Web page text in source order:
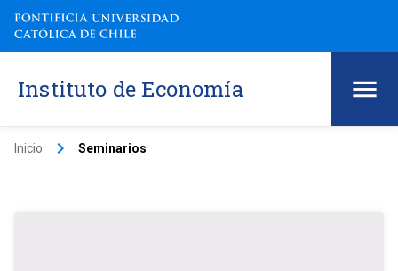
Instituto de Economía
Inicio keyboard_arrow_right Seminarios